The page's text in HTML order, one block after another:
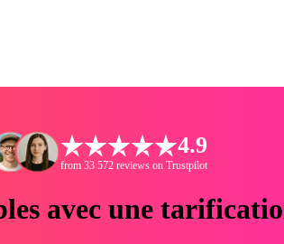
4.9
from 33 572 reviews on Trustpilot
avec une